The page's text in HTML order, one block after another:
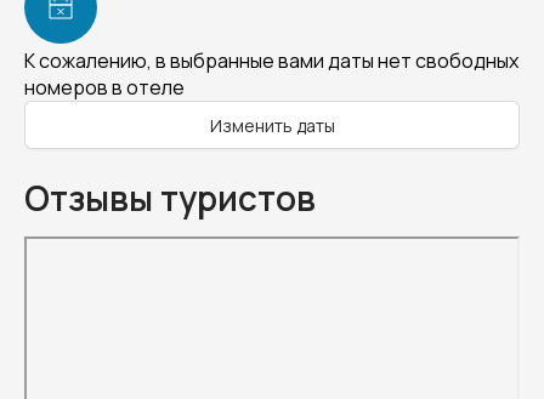
К сожалению, в выбранные вами даты нет свободных
номеров в отеле
Изменить даты
Отзывы туристов